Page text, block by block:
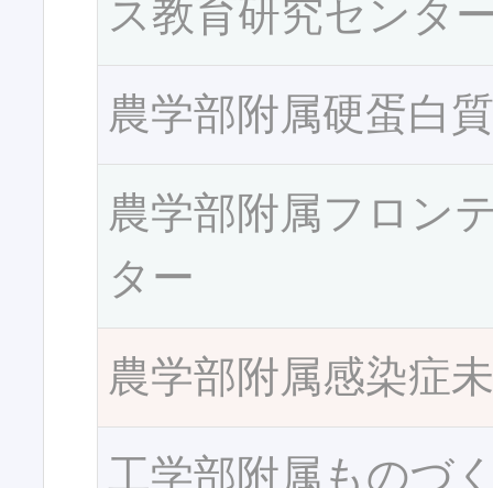
ス教育研究センタ
農学部附属硬蛋白
農学部附属フロン
ター
農学部附属感染症
工学部附属ものづ